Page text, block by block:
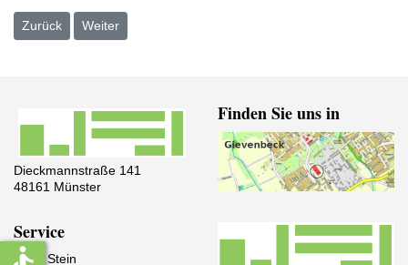
Vorheriger Beitrag: Stadtmeisterschaften im Volleyball und
Zurück Nächster Beitrag: Winterliche Naturwerkstatt bei den
Weiter
Dieckmannstraße 141
48161 Münster
Finden Sie uns in
Service
IServ Stein